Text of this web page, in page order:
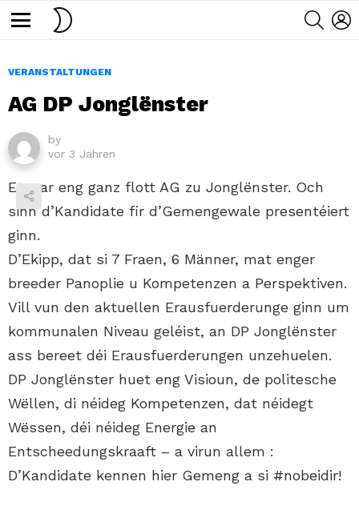
VERANSTALTUNGEN
AG DP Jonglënster
by
vor 3 Jahren
Et war eng ganz flott AG zu Jonglënster. Och
sinn d’Kandidate fir d’Gemengewale presentéiert
ginn.
D’Ekipp, dat si 7 Fraen, 6 Männer, mat enger
breeder Panoplie u Kompetenzen a Perspektiven.
Vill vun den aktuellen Erausfuerderunge ginn um
kommunalen Niveau geléist, an DP Jonglënster
ass bereet déi Erausfuerderungen unzehuelen.
DP Jonglënster huet eng Visioun, de politesche
Wëllen, di néideg Kompetenzen, dat néidegt
Wëssen, déi néideg Energie an
Entscheedungskraaft – a virun allem :
D’Kandidate kennen hier Gemeng a si #nobeidir!